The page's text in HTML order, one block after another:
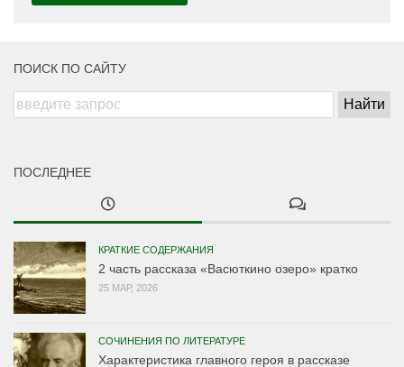
ПОИСК ПО САЙТУ
ПОСЛЕДНЕЕ
КРАТКИЕ СОДЕРЖАНИЯ
2 часть рассказа «Васюткино озеро» кратко
25 МАР, 2026
СОЧИНЕНИЯ ПО ЛИТЕРАТУРЕ
Характеристика главного героя в рассказе